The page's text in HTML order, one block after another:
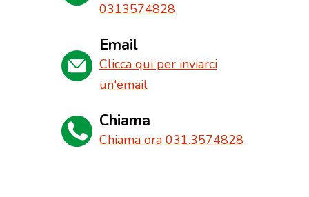
0313574828
Email
Clicca qui per inviarci
un'email
Chiama
Chiama ora 031.3574828